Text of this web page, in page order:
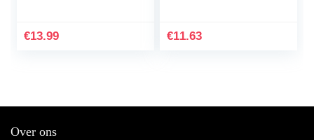
& oplader
€13.99
accessoires groot
€11.63
Over ons